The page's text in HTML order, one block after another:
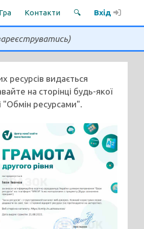
Гра Контакти 🔍 Вхід
ресурсів видається
на сторінці будь-якої
"Обмін ресурсами".